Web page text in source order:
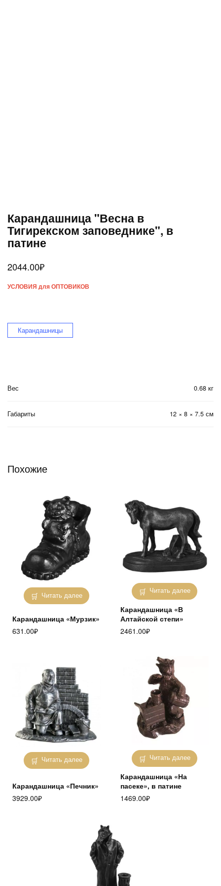
Карандашница "Весна в
Тигирекском заповеднике", в
патине
2044.00₽
УСЛОВИЯ для ОПТОВИКОВ
Карандашницы
Вес 0.68 кг
Габариты 12 × 8 × 7.5 см
Похожие
Читать далее
Карандашница «Мурзик»
631.00₽
Читать далее
Карандашница «В
Алтайской степи»
2461.00₽
Читать далее
Карандашница «Печник»
3929.00₽
Читать далее
Карандашница «На
пасеке», в патине
1469.00₽